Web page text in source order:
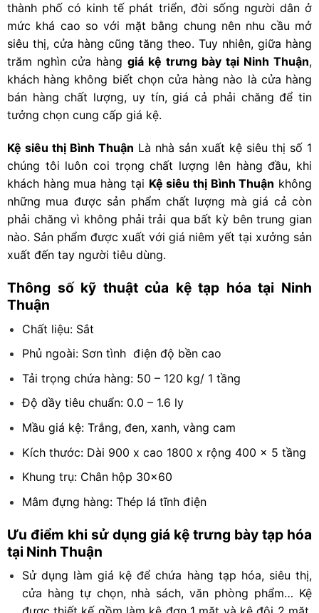
thành phố có kinh tế phát triển, đời sống người dân ở
mức khá cao so với mặt bằng chung nên nhu cầu mở
siêu thị, cửa hàng cũng tăng theo. Tuy nhiên, giữa hàng
trăm nghìn cửa hàng giá kệ trưng bày tại Ninh Thuận,
khách hàng không biết chọn cửa hàng nào là cửa hàng
bán hàng chất lượng, uy tín, giá cả phải chăng để tin
tưởng chọn cung cấp giá kệ.
Kệ siêu thị Bình Thuận Là nhà sản xuất kệ siêu thị số 1
chúng tôi luôn coi trọng chất lượng lên hàng đầu, khi
khách hàng mua hàng tại Kệ siêu thị Bình Thuận không
những mua được sản phẩm chất lượng mà giá cả còn
phải chăng vì không phải trải qua bất kỳ bên trung gian
nào. Sản phẩm được xuất với giá niêm yết tại xưởng sản
xuất đến tay người tiêu dùng.
Thông số kỹ thuật của kệ tạp hóa tại Ninh
Thuận
Chất liệu: Sắt
Phủ ngoài: Sơn tình điện độ bền cao
Tải trọng chứa hàng: 50 – 120 kg/ 1 tầng
Độ dầy tiêu chuẩn: 0.0 – 1.6 ly
Mầu giá kệ: Trắng, đen, xanh, vàng cam
Kích thước: Dài 900 x cao 1800 x rộng 400 x 5 tầng
Khung trụ: Chân hộp 30×60
Mâm đựng hàng: Thép lá tĩnh điện
Ưu điểm khi sử dụng giá kệ trưng bày tạp hóa
tại Ninh Thuận
Sử dụng làm giá kệ để chứa hàng tạp hóa, siêu thị,
cửa hàng tự chọn, nhà sách, văn phòng phẩm… Kệ